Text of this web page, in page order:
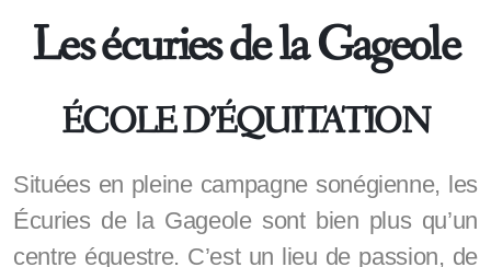
Les écuries de la Gageole
ÉCOLE D’ÉQUITATION
Situées en pleine campagne sonégienne, les
Écuries de la Gageole sont bien plus qu’un
centre équestre. C’est un lieu de passion, de